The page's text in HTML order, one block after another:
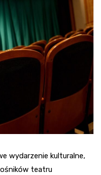
wydarzenie kulturalne,
teatru